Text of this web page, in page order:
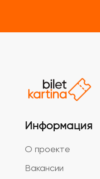
Информация
О проекте
Вакансии